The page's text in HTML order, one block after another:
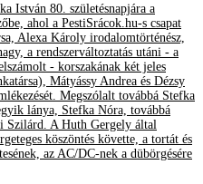
István 80. születésnapjára a
ahol a PestiSrácok.hu-s csapat
Alexa Károly irodalomtörténész,
a rendszerváltoztatás utáni - a
- korszakának két jeles
Mátyássy Andrea és Dézsy
Megszólalt továbbá Stefka
lánya, Stefka Nóra, továbbá
Szilárd. A Huth Gergely által
köszöntés követte, a tortát és
az AC/DC-nek a dübörgésére